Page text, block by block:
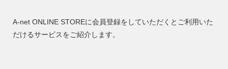
A-net ONLINE STOREに会員登録をしていただくとご利用いた
だけるサービスをご紹介します。